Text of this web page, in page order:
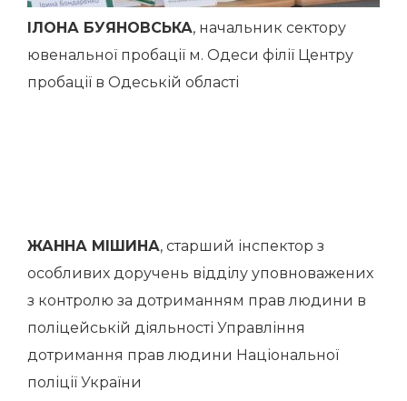
ІЛОНА БУЯНОВСЬКА, начальник сектору
ювенальної пробації м. Одеси філії Центру
пробації в Одеській області
ЖАННА МІШИНА, старший інспектор з
особливих доручень відділу уповноважених
з контролю за дотриманням прав людини в
поліцейській діяльності Управління
дотримання прав людини Національної
поліції України